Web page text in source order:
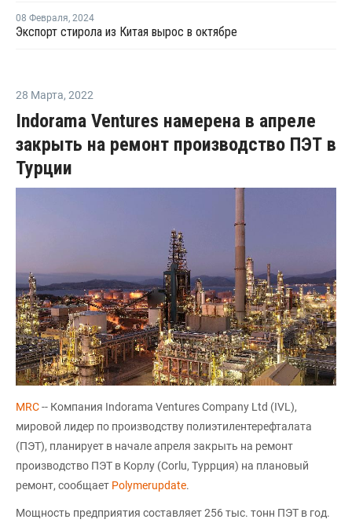
08 Февраля, 2024
Экспорт стирола из Китая вырос в октябре
28 Марта, 2022
Indorama Ventures намерена в апреле
закрыть на ремонт производство ПЭТ в
Турции
MRC-- Компания Indorama Ventures Company Ltd (IVL),
мировой лидер по производству полиэтилентерефталата
(ПЭТ), планирует в начале апреля закрыть на ремонт
производство ПЭТ в Корлу (Corlu, Туррция) на плановый
ремонт, сообщает Polymerupdate.
Мощность предприятия составляет 256 тыс. тонн ПЭТ в год.